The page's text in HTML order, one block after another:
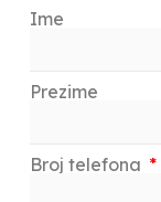
Ime
Prezime
Broj telefona